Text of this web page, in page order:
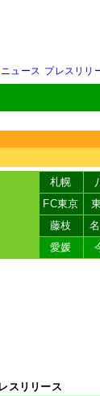
ニュース プレスリリ
札幌
FC東京
藤枝
愛媛
スリリース